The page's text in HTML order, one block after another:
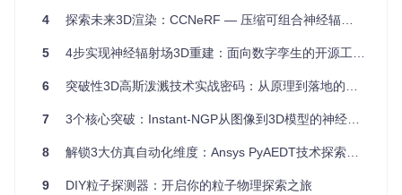
D模型来说，这是一个巨大的进步。
始的图像细节。
上手和集成到现有系统中。
定义了3D场景的数据压缩标准，并有望引领未来3D渲染和重
型压缩解决方案，VQ-DVGO绝对值得你的关注和尝试。立即
4 探索未来3D渲染：CCNeRF — 压缩可组合神经辐射场
5 4步实现神经辐射场3D重建：面向数字孪生的开源工具技术指南
6 突破性3D高斯泼溅技术实战密码：从原理到落地的全流程指南
7 3个核心突破：Instant-NGP从图像到3D模型的神经网络加速方法
8 解锁3大仿真自动化维度：Ansys PyAEDT技术探索与工程实践指南
9 DIY粒子探测器：开启你的粒子物理探索之旅